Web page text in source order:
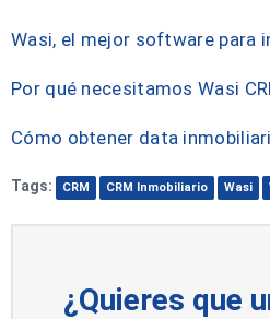
Wasi, el mejor software para
Por qué necesitamos Wasi
Cómo obtener data
Tags: CRM CRM Inmobiliario Wasi
¿Quieres que